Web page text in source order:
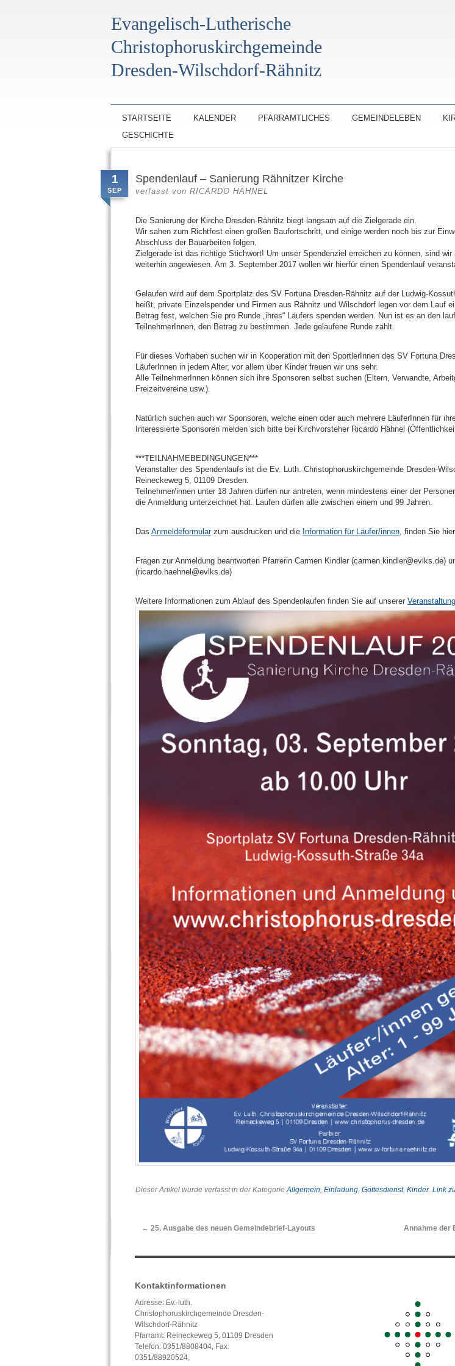
Evangelisch-Lutherische
Christophoruskirchgemeinde
Dresden-Wilschdorf-Rähnitz
STARTSEITE KALENDER PFARRAMTLICHES GEMEINDELEBEN
GESCHICHTE
Spendenlauf – Sanierung Rähnitzer Kirche
1
SEP verfasst von RICARDO HÄHNEL
Die Sanierung der Kirche Dresden-Rähnitz biegt langsam auf die Zielgerade ein.
Wir sahen zum Richtfest einen großen Baufortschritt, und einige werden noch bis zur
Abschluss der Bauarbeiten folgen.
Zielgerade ist das richtige Stichwort! Um unser Spendenziel erreichen zu können, sind wir
weiterhin angewiesen. Am 3. September 2017 wollen wir hierfür einen Spendenlauf
Gelaufen wird auf dem Sportplatz des SV Fortuna Dresden-Rähnitz auf der Ludwig-
heißt, private Einzelspender und Firmen aus Rähnitz und Wilschdorf legen vor dem Lauf
Betrag fest, welchen Sie pro Runde „ihres“ Läufers spenden werden. Nun ist es an den
TeilnehmerInnen, den Betrag zu bestimmen. Jede gelaufene Runde zählt.
Für dieses Vorhaben suchen wir in Kooperation mit den SportlerInnen des SV Fortuna
LäuferInnen in jedem Alter, vor allem über Kinder freuen wir uns sehr.
Alle TeilnehmerInnen können sich ihre Sponsoren selbst suchen (Eltern, Verwandte,
Freizeitvereine usw.).
Natürlich suchen auch wir Sponsoren, welche einen oder auch mehrere LäuferInnen für
Interessierte Sponsoren melden sich bitte bei Kirchvorsteher Ricardo Hähnel
***TEILNAHMEBEDINGUNGEN***
Veranstalter des Spendenlaufs ist die Ev. Luth. Christophoruskirchgemeinde Dresden-
Reineckeweg 5, 01109 Dresden.
Teilnehmer/innen unter 18 Jahren dürfen nur antreten, wenn mindestens einer der
die Anmeldung unterzeichnet hat. Laufen dürfen alle zwischen einem und 99 Jahren.
Das Anmeldeformularzum ausdrucken und die Information für Läufer/innen, finden Sie
Fragen zur Anmeldung beantworten Pfarrerin Carmen Kindler (carmen.kindler@evlks.de)
(ricardo.haehnel@evlks.de)
Weitere Informationen zum Ablauf des Spendenlaufen finden Sie auf unserer
Dieser Artikel wurde verfasst in der KategorieAllgemein, Einladung, Gottesdienst, Kinder. Link
← 25. Ausgabe des neuen Gemeindebrief-Layouts Annahme der
Kontaktinformationen
Adresse: Ev.-luth.
Christophoruskirchgemeinde Dresden-
Wilschdorf-Rähnitz
Pfarramt: Reineckeweg 5, 01109 Dresden
Telefon: 0351/8808404, Fax:
0351/88920524,